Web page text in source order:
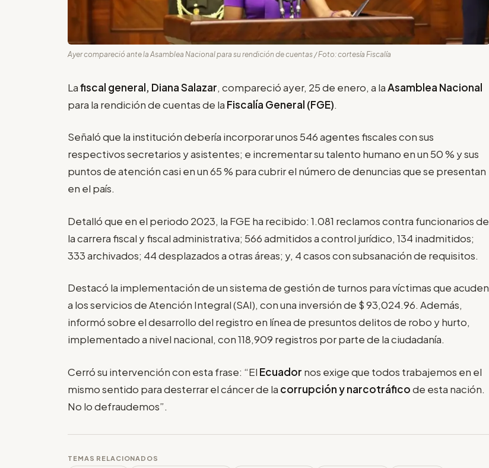
Ayer compareció ante la Asamblea Nacional para su rendición de cuentas / Foto: cortesía Fiscalía
Lafiscal general, Diana Salazar, compareció ayer, 25 de enero, a laAsamblea Nacional
para la rendición de cuentas de la Fiscalía General (FGE).
Señaló que la institución debería incorporar unos 546 agentes fiscales con sus
respectivos secretarios y asistentes; e incrementar su talento humano en un 50 % y sus
puntos de atención casi en un 65 % para cubrir el número de denuncias que se presentan
en el país.
Detalló que en el periodo 2023, la FGE ha recibido: 1.081 reclamos contra funcionarios de
la carrera fiscal y fiscal administrativa; 566 admitidos a control jurídico, 134 inadmitidos;
333 archivados; 44 desplazados a otras áreas; y, 4 casos con subsanación de requisitos.
Destacó la implementación de un sistema de gestión de turnos para víctimas que acuden
a los servicios de Atención Integral (SAI), con una inversión de $ 93,024.96. Además,
informó sobre el desarrollo del registro en línea de presuntos delitos de robo y hurto,
implementado a nivel nacional, con 118,909 registros por parte de la ciudadanía.
Cerró su intervención con esta frase: “El Ecuador nos exige que todos trabajemos en el
mismo sentido para desterrar el cáncer de la corrupción y narcotráficode esta nación.
No lo defraudemos”.
TEMAS RELACIONADOS